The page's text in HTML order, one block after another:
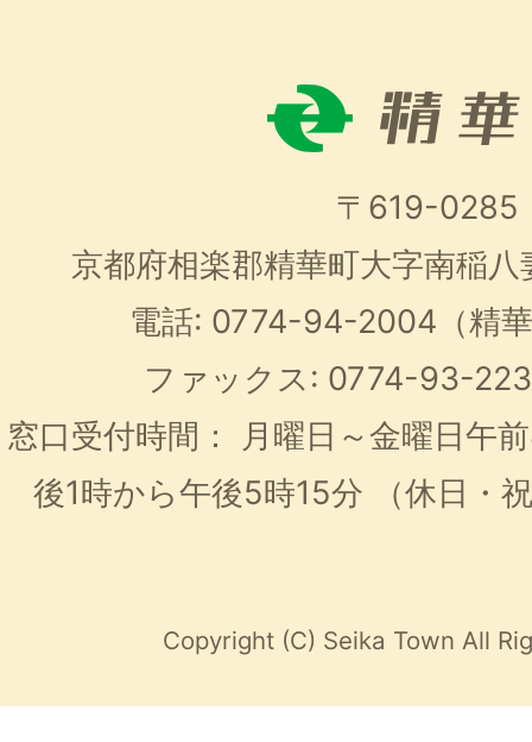
〒619-0285
京都府相楽郡精華町大字南稲
電話: 0774-94-2004（精
ファックス: 0774-93-
窓口受付時間：
月曜日～金曜日午
後1時から午後5時15分
（休日・
Copyright (C) Seika Town All